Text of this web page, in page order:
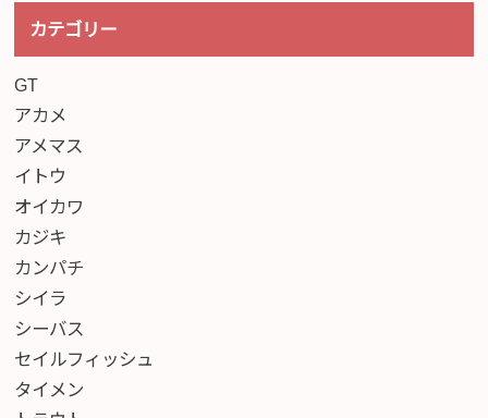
カテゴリー
GT
アカメ
アメマス
イトウ
オイカワ
カジキ
カンパチ
シイラ
シーバス
セイルフィッシュ
タイメン